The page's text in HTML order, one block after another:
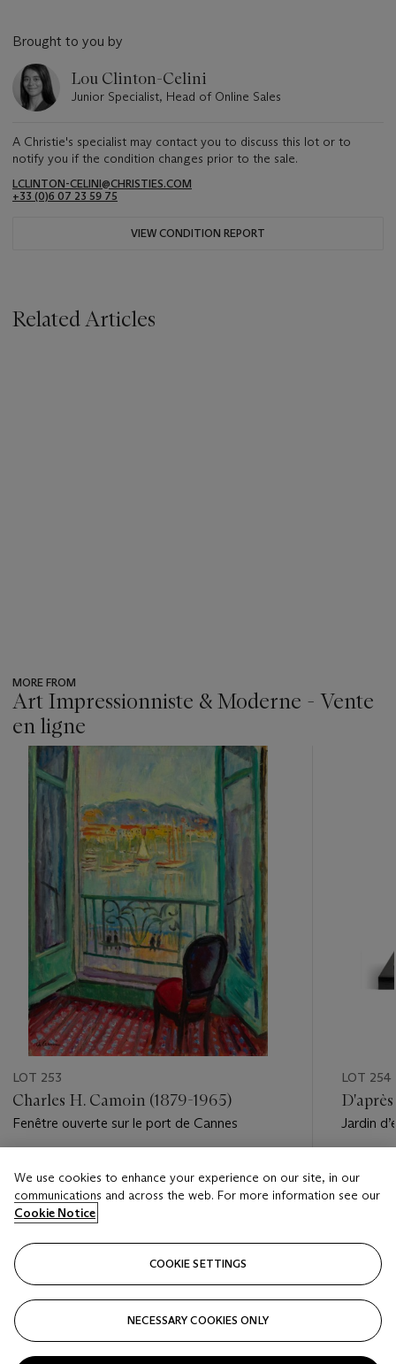
Brought to you by
Lou Clinton-Celini
Junior Specialist, Head of Online Sales
A Christie's specialist may contact you to discuss this lot or to
notify you if the condition changes prior to the sale.
LCLINTON-CELINI@CHRISTIES.COM
+33 ‌(0)6 07 23 59 75
VIEW CONDITION REPORT
Related Articles
MORE FROM
Art Impressionniste & Moderne - Vente
en ligne
item_current_of_total_txt
LOT 253
Charles H. Camoin (1879-1965)
Fenêtre ouverte sur le port de Cannes
EUR 20,000 - EUR 30,000
Closed
LOT 254
Jardin
EUR
We use cookies to enhance your experience on our site, in our
communications and across the web. For more information see our
Cookie Notice
COOKIE SETTINGS
NECESSARY COOKIES ONLY